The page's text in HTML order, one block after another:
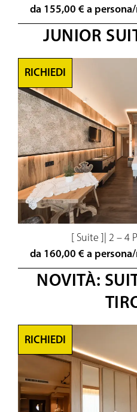
da 155,00 € a
JUNIOR
RICHIEDI
[ Suite ] 2 – 4
da 160,00 € a
NOVITÀ:
RICHIEDI